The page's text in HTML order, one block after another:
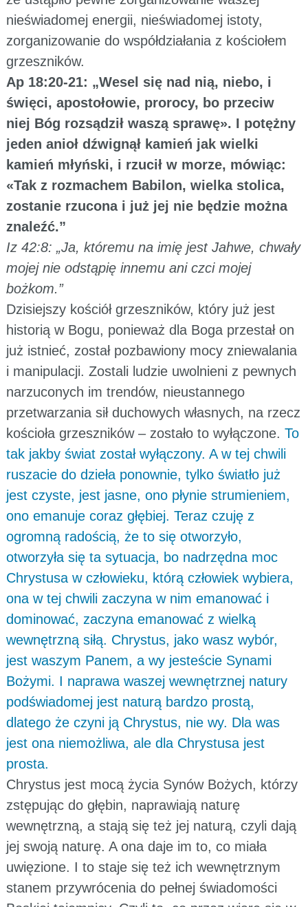
nieświadomej energii, nieświadomej istoty,
zorganizowanie do współdziałania z kościołem
grzeszników.
Ap 18:20-21: „Wesel się nad nią, niebo, i
święci, apostołowie, prorocy, bo przeciw
niej Bóg rozsądził waszą sprawę». I potężny
jeden anioł dźwignął kamień jak wielki
kamień młyński, i rzucił w morze, mówiąc:
«Tak z rozmachem Babilon, wielka stolica,
zostanie rzucona i już jej nie będzie można
znaleźć.”
Iz 42:8: „Ja, któremu na imię jest Jahwe, chwały
mojej nie odstąpię innemu ani czci mojej
bożkom.”
Dzisiejszy kościół grzeszników, który już jest
historią w Bogu, ponieważ dla Boga przestał on
już istnieć, został pozbawiony mocy zniewalania
i manipulacji. Zostali ludzie uwolnieni z pewnych
narzuconych im trendów, nieustannego
przetwarzania sił duchowych własnych, na rzecz
kościoła grzeszników – zostało to wyłączone. To
tak jakby świat został wyłączony. A w tej chwili
ruszacie do dzieła ponownie, tylko światło już
jest czyste, jest jasne, ono płynie strumieniem,
ono emanuje coraz głębiej. Teraz czuję z
ogromną radością, że to się otworzyło,
otworzyła się ta sytuacja, bo nadrzędna moc
Chrystusa w człowieku, którą człowiek wybiera,
ona w tej chwili zaczyna w nim emanować i
dominować, zaczyna emanować z wielką
wewnętrzną siłą. Chrystus, jako wasz wybór,
jest waszym Panem, a wy jesteście Synami
Bożymi. I naprawa waszej wewnętrznej natury
podświadomej jest naturą bardzo prostą,
dlatego że czyni ją Chrystus, nie wy. Dla was
jest ona niemożliwa, ale dla Chrystusa jest
prosta.
Chrystus jest mocą życia Synów Bożych, którzy
zstępując do głębin, naprawiają naturę
wewnętrzną, a stają się też jej naturą, czyli dają
jej swoją naturę. A ona daje im to, co miała
uwięzione. I to staje się też ich wewnętrznym
stanem przywrócenia do pełnej świadomości